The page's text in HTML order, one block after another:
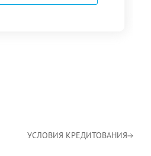
УСЛОВИЯ КРЕДИТОВАНИЯ